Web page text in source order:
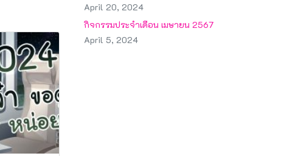
April 20, 2024
กิจกรรมประจำเดือน เมษายน 2567
April 5, 2024